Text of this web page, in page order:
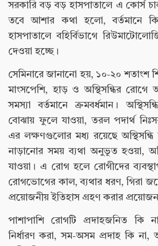
সরকারি বড় বড় হাসপাতালে এ কোর্স
তবে আশার কথা হলো, বর্তমানে
হাসপাতালে বহির্বিভাগে
দেওয়া হচ্ছে।
সেমিনারে জানানো হয়, ১০-২০ শতাংশ
মাংসপেশি, হাড় ও অস্থিসন্ধির রোগে
সমস্যা বর্তমানে ক্রমবর্ধমান।
বোঝায় ফুলে যাওয়া, তরল পদার্থ
এর লক্ষণগুলোর মধ্য রয়েছে অস্থিসন্ধি
নাড়ানোর সময় ব্যথা অনুভূত হওয়া,
যাওয়া। এ রোগ হলে রোগীদের
রোগভোগের কাল, ব্যথার ধরণ, গিরা
প্রয়োজনীয় ইতিহাস গ্রহণ করার
পাশাপাশি রোগটি প্রদাহজনিত কি
নির্ধারণ করা, সম-অসম প্রদাহ কি না,